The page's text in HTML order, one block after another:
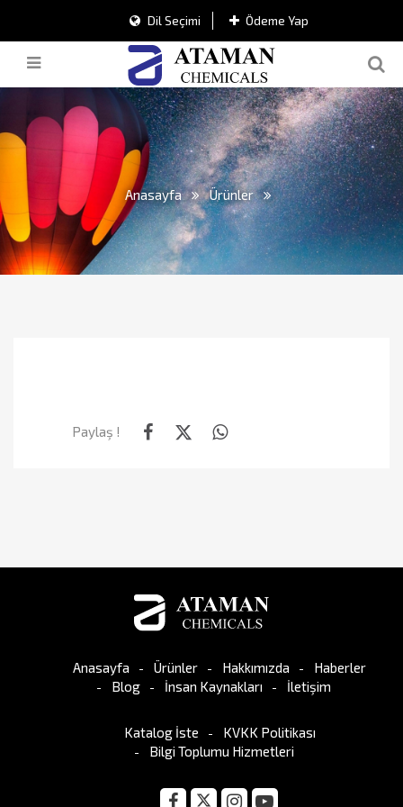
Dil Seçimi Ödeme Yap
Anasayfa Ürünler
Paylaş !
Anasayfa Ürünler Hakkımızda
Haberler
Blog
İnsan Kaynakları İletişim
Katalog İste
KVKK Politikası
Bilgi Toplumu Hizmetleri